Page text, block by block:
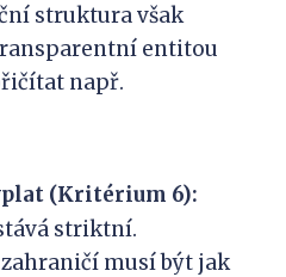
struktura však
entitou
např.
(Kritérium 6):
striktní.
musí být jak